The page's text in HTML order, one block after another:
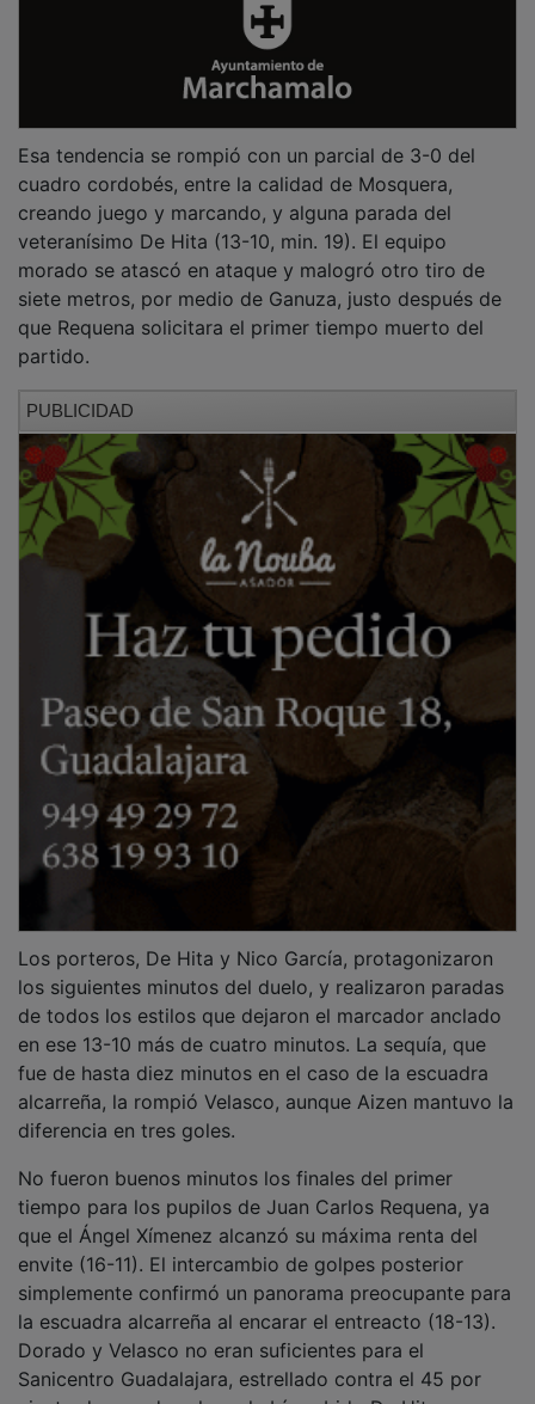
cuadro cordobés, entre la calidad de Mosquera,
creando juego y marcando, y alguna parada del
veteranísimo De Hita (13-10, min. 19). El equipo
morado se atascó en ataque y malogró otro tiro de
siete metros, por medio de Ganuza, justo después de
que Requena solicitara el primer tiempo muerto del
partido.
los siguientes minutos del duelo, y realizaron paradas
de todos los estilos que dejaron el marcador anclado
en ese 13-10 más de cuatro minutos. La sequía, que
fue de hasta diez minutos en el caso de la escuadra
alcarreña, la rompió Velasco, aunque Aizen mantuvo la
diferencia en tres goles.
tiempo para los pupilos de Juan Carlos Requena, ya
que el Ángel Xímenez alcanzó su máxima renta del
envite (16-11). El intercambio de golpes posterior
simplemente confirmó un panorama preocupante para
la escuadra alcarreña al encarar el entreacto (18-13).
Dorado y Velasco no eran suficientes para el
Sanicentro Guadalajara, estrellado contra el 45 por
ciento de paradas al que había subido De Hita.